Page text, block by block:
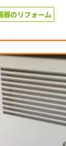
器のリフォーム